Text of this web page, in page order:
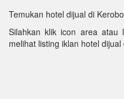
Temukan hotel dijual di
Silahkan klik icon area atau
melihat listing iklan hotel